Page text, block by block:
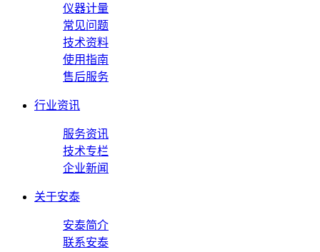
仪器计量
常见问题
技术资料
使用指南
售后服务
行业资讯
服务资讯
技术专栏
企业新闻
关于安泰
安泰简介
联系安泰